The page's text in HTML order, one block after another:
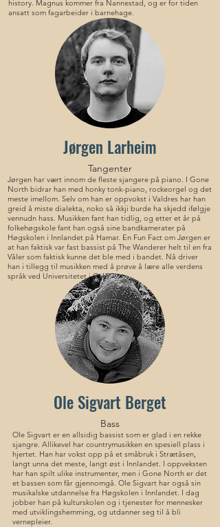
Jørgen Larheim
Tangenter
Ole Sigvart Berget
Bass
history. Magnus kommer fra Nannestad, og er for tiden
ansatt som fagarbeider i barnehage.
Jørgen har vært innom de fleste sjangere på piano. I Gone
North bidrar han med honky tonk-piano, rockeorgel og det
meste imellom. Selv om han er oppvokst i Valdres har han
greid å miste dialekta, noko så ikkji burde ha skjedd ifølgje
vennudn hass. Musikken fant han tidlig, og etter et år på
folkehøgskole fant han også sine bandkamerater på
Høgskolen i Innlandet på Hamar. En Fun Fact om Jørgen er
at han faktisk var fast bassist på The Wanderer helt til en fra
Våler som faktisk kunne det ble med i bandet. Nå driver
han i tillegg til musikken med å prøve å lære alle verdens
språk ved Universitetet i Oslo.
Ole Sigvart er en allsidig bassist som er glad i en rekke
sjangre. Allikevel har countrymusikken en spesiell plass i
hjertet. Han har vokst opp på et småbruk i Strætåsen,
langt unna det meste, langt øst i Innlandet. I oppveksten
har han spilt ulike instrumenter, men i Gone North er det
et bassen som får gjennomgå. Ole Sigvart har også sin
musikalske utdannelse fra Høgskolen i Innlandet. I dag
jobber han på kulturskolen og i tjenester for mennesker
med utviklingshemming, og utdanner seg til å bli
vernepleier.